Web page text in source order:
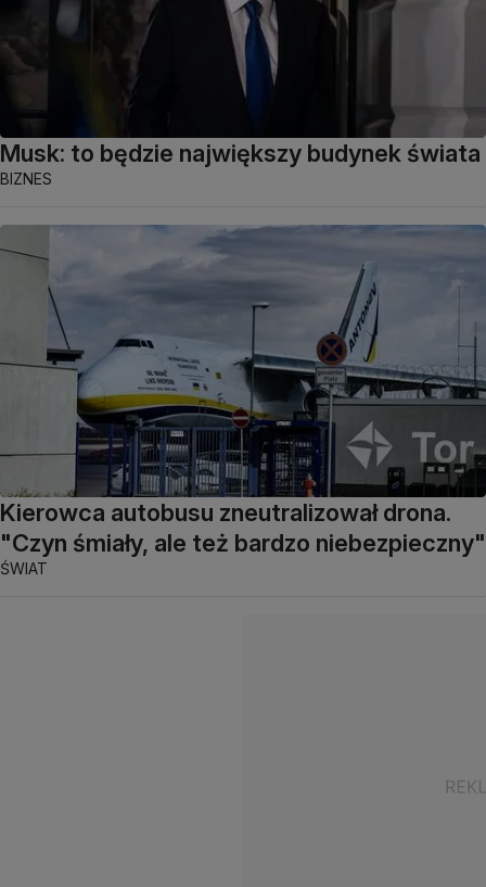
Musk: to będzie największy budynek świata
BIZNES
Kierowca autobusu zneutralizował drona.
"Czyn śmiały, ale też bardzo niebezpieczny"
ŚWIAT